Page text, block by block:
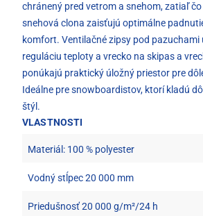
chránený pred vetrom a snehom, zatiaľ
snehová clona zaisťujú optimálne
komfort. Ventilačné zipsy pod pazuchami
reguláciu teploty a vrecko na skipas a
ponúkajú praktický úložný priestor pre
Ideálne pre snowboardistov, ktorí kladú
štýl.
VLASTNOSTI
Materiál: 100 % polyester
Vodný stĺpec 20 000 mm
Priedušnosť 20 000 g/m²/24 h